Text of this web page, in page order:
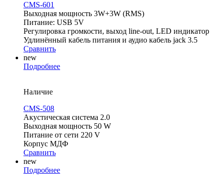
CMS-601
Выходная мощность 3W+3W (RMS)
Питание: USB 5V
Регулировка громкости, выход line-out, LED индикатор
Удлинённый кабель питания и аудио кабель jack 3.5
Сравнить
new
Подробнее
Наличие
CMS-508
Акустическая система 2.0
Выходная мощность 50 W
Питание от сети 220 V
Корпус МДФ
Сравнить
new
Подробнее